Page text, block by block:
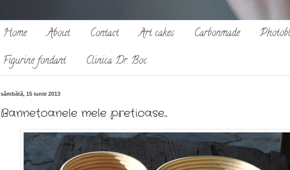
Home About Contact Art cakes Carbonmade
Figurine fondant
Clinica Dr. Boc
sâmbătă, 15 iunie 2013
Bannetoanele mele pretioase...